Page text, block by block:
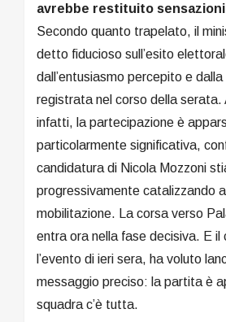
avrebbe restituito
Secondo quanto trapelato, il
detto fiducioso sull’esito
dall’entusiasmo percepito e
registrata nel corso della serata.
infatti, la partecipazione è
particolarmente significativa,
candidatura di Nicola Mozzoni
progressivamente catalizzando
mobilitazione. La corsa verso
entra ora nella fase decisiva. E
l’evento di ieri sera, ha voluto
messaggio preciso: la partita è
squadra c’è tutta.